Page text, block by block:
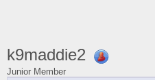
k9maddie2
Junior Member